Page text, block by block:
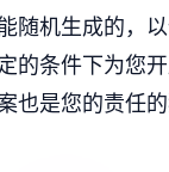
随机生成的，
的条件下为您
也是您的责任的